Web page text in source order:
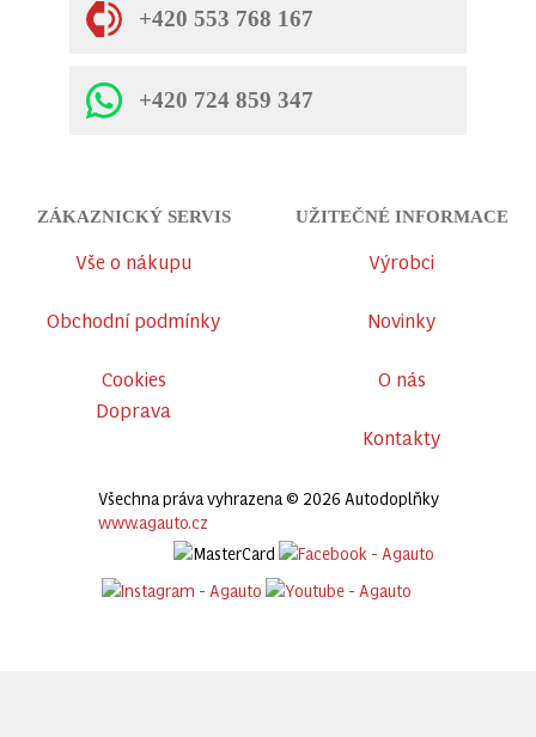
+420 553 768 167
+420 724 859 347
ZÁKAZNICKÝ SERVIS
Vše o nákupu
Obchodní podmínky
Cookies
Doprava
UŽITEČNÉ INFORMACE
Výrobci
Novinky
O nás
Kontakty
Všechna práva vyhrazena © 2026 Autodoplňky
www.agauto.cz